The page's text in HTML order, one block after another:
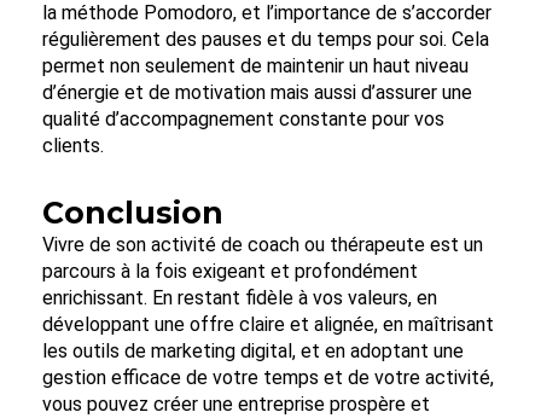
la méthode Pomodoro, et l’importance de s’accorder
régulièrement des pauses et du temps pour soi. Cela
permet non seulement de maintenir un haut niveau
d’énergie et de motivation mais aussi d’assurer une
qualité d’accompagnement constante pour vos
clients.
Conclusion
Vivre de son activité de coach ou thérapeute est un
parcours à la fois exigeant et profondément
enrichissant. En restant fidèle à vos valeurs, en
développant une offre claire et alignée, en maîtrisant
les outils de marketing digital, et en adoptant une
gestion efficace de votre temps et de votre activité,
vous pouvez créer une entreprise prospère et